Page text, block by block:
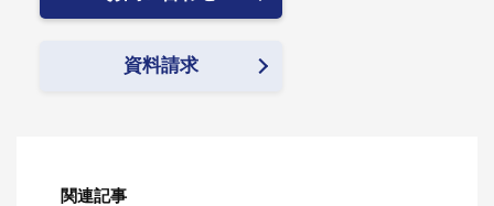
資料請求
関連記事